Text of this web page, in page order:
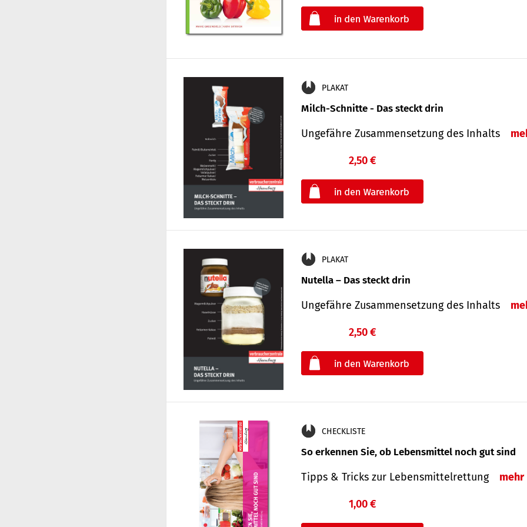
PLAKAT
Milch-Schnitte - Das steckt drin
Ungefähre Zu­sammen­setzung des Inhalts
2,50 €
PLAKAT
Nutella – Das steckt drin
Ungefähre Zusammensetzung des Inhalts
2,50 €
CHECKLISTE
So erkennen Sie, ob Lebensmittel noch gut sind
Tipps & Tricks zur Lebensmittelrettung mehr
1,00 €